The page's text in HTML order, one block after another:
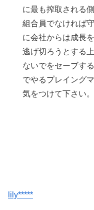
に最も搾取される
組合員でなければ
に会社からは成長
逃げ切ろうとする
ないでをセーブす
でやるプレイング
気をつけて下さい
lily*****